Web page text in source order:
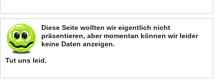
Diese Seite wollten wir eigentlich nicht
präsentieren, aber momentan können wir leider
keine Daten anzeigen.
Tut uns leid.